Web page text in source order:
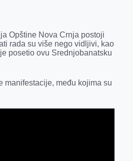
e
d
r
s
A
l
Opštine Nova Crnja postoji
rada su više nego vidljivi, kao
posetio ovu Srednjobanatsku
manifestacije, među kojima su